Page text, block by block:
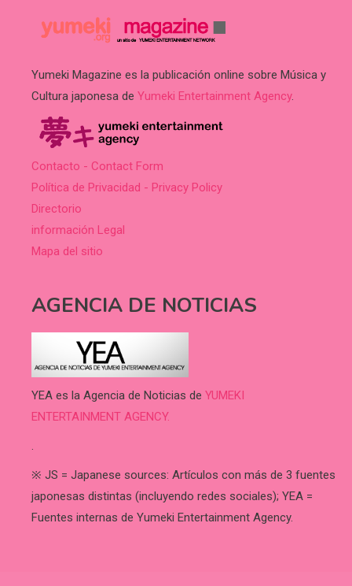
Yumeki Magazine es la publicación online sobre Música y
Cultura japonesa de Yumeki Entertainment Agency.
Contacto - Contact Form
Política de Privacidad - Privacy Policy
Directorio
información Legal
Mapa del sitio
AGENCIA DE NOTICIAS
YEA es la Agencia de Noticias de YUMEKI
ENTERTAINMENT AGENCY.
.
※ JS = Japanese sources: Artículos con más de 3 fuentes
japonesas distintas (incluyendo redes sociales); YEA =
Fuentes internas de Yumeki Entertainment Agency.